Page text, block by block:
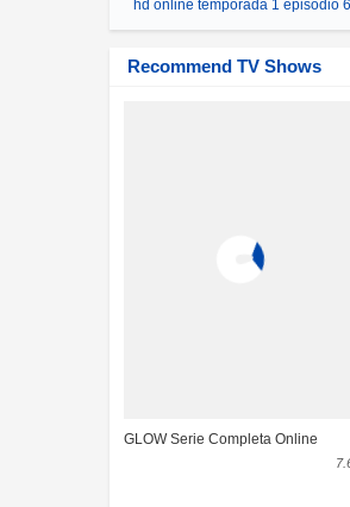
hd online temporada 1 episodio
Recommend TV Shows
GLOW Serie Completa Online